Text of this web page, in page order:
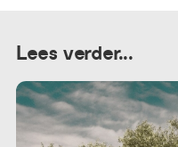
Lees verder...